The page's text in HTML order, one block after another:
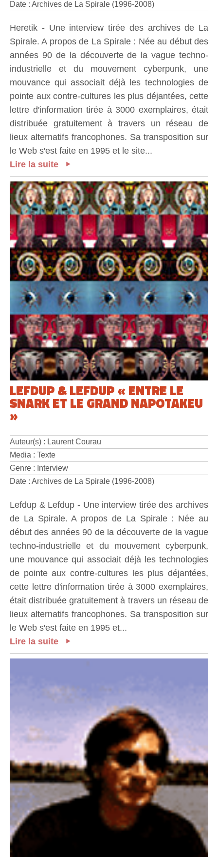
Date : Archives de La Spirale (1996-2008)
Heretik - Une interview tirée des archives de La
Spirale. A propos de La Spirale : Née au début des
années 90 de la découverte de la vague techno-
industrielle et du mouvement cyberpunk, une
mouvance qui associait déjà les technologies de
pointe aux contre-cultures les plus déjantées, cette
lettre d'information tirée à 3000 exemplaires, était
distribuée gratuitement à travers un réseau de
lieux alternatifs francophones. Sa transposition sur
le Web s'est faite en 1995 et le site...
Lire la suite
LEFDUP & LEFDUP « ENTRE LE
SNARK ET LE GRAND NAPOTAKEU
»
Auteur(s) : Laurent Courau
Media : Texte
Genre : Interview
Date : Archives de La Spirale (1996-2008)
Lefdup & Lefdup - Une interview tirée des archives
de La Spirale. A propos de La Spirale : Née au
début des années 90 de la découverte de la vague
techno-industrielle et du mouvement cyberpunk,
une mouvance qui associait déjà les technologies
de pointe aux contre-cultures les plus déjantées,
cette lettre d'information tirée à 3000 exemplaires,
était distribuée gratuitement à travers un réseau de
lieux alternatifs francophones. Sa transposition sur
le Web s'est faite en 1995 et...
Lire la suite